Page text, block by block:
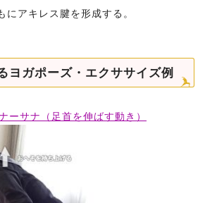
にアキレス腱を形成する。
ヨガポーズ・エクササイズ例
ーサナ（足首を伸ばす動き）